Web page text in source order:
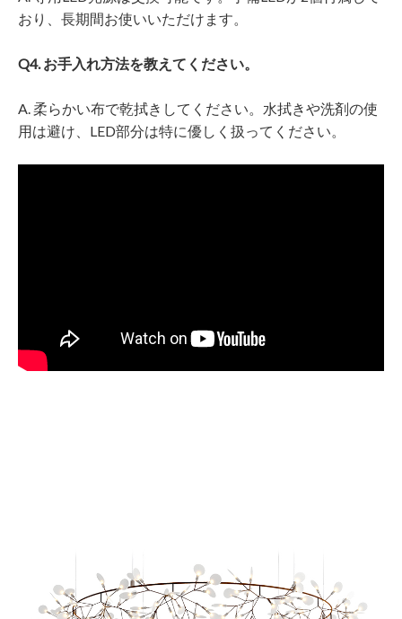
おり、長期間お使いいただけます。
Q4. お手入れ方法を教えてください。
A. 柔らかい布で乾拭きしてください。水拭きや洗剤の使
用は避け、LED部分は特に優しく扱ってください。